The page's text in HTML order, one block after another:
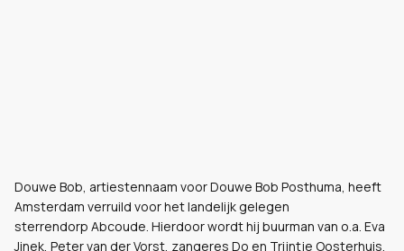
Douwe Bob, artiestennaam voor Douwe Bob Posthuma, heeft
Amsterdam verruild voor het landelijk gelegen
sterrendorp Abcoude. Hierdoor wordt hij buurman van o.a. Eva
Jinek, Peter van der Vorst, zangeres Do en Trijntje Oosterhuis.